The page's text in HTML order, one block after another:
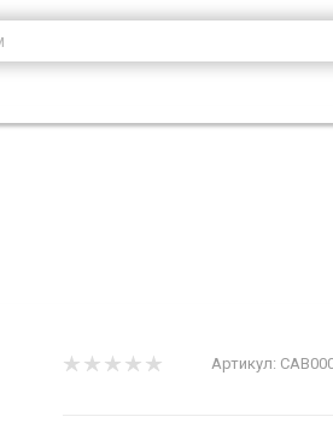
Артикул: